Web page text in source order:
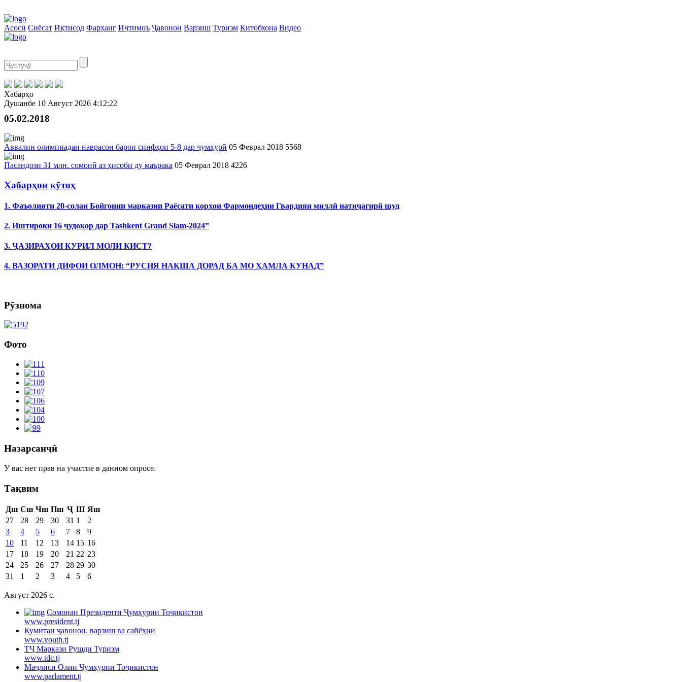
Асосӣ Сиёсат Иқтисод Фарҳанг Иҷтимоъ Ҷавонон Варзиш Туризм Китобхона Видео
Хабарҳо
Душанбе 10 Август 2026 4:12:22
05.02.2018
Аввалин олимпиадаи наврасон барои синфҳои 5-8 дар ҷумҳурӣ 05 Феврал 2018 5568
Пасандози 31 млн. сомонӣ аз ҳисоби ду маърака 05 Феврал 2018 4226
Хабарҳои кӯтоҳ
1. Фаъолияти 20-солаи Бойгонии марказии Раёсати корҳои Фармондеҳии Гвардияи миллӣ натиҷагирӣ шуд
2. Иштироки 16 ҷудокор дар Tashkent Grand Slam-2024”
3. ҶАЗИРАҲОИ КУРИЛ МОЛИ КИСТ?
4. ВАЗОРАТИ ДИФОИ ОЛМОН: “РУСИЯ НАҚША ДОРАД БА МО ҲАМЛА КУНАД”
Рӯзнома
Фото
Назарсанҷӣ
У вас нет прав на участие в данном опросе.
Тақвим
Дш Сш Чш Пш Ҷ Ш Яш
27
28 29 30 31 1
2
3
4 5 6 7 8
9
10
11 12 13 14 15 16
17
18 19 20 21 22 23
24
25 26 27 28 29 30
31
1 2 3 4 5 6
Август 2026 c.
Cомонаи Президенти Ҷумҳурии Тоҷикистон
www.president.tj
Кумитаи ҷавонон, варзиш ва сайёҳии
www.youth.tj
ТҶ Маркази Рушди Туризм
www.tdc.tj
Маҷлиси Олии Ҷумҳурии Тоҷикистон
www.parlament.tj